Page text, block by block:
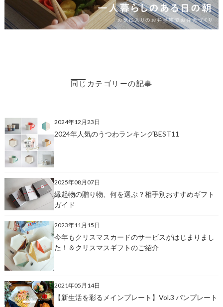
同じカテゴリーの記事
2024年12月23日
2024年人気のうつわランキングBEST11
2025年08月07日
縁起物の贈り物、何を選ぶ？相手別おすすめギフト
ガイド
2023年11月15日
今年もクリスマスカードのサービスがはじまりまし
た！＆クリスマスギフトのご紹介
2021年05月14日
【新生活を彩るメインプレート】Vol.3 パンプレート